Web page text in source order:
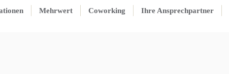
Mehrwert Coworking Ihre Ansprechpartner